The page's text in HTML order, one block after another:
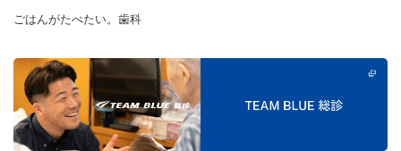
ごはんがたべたい。歯科